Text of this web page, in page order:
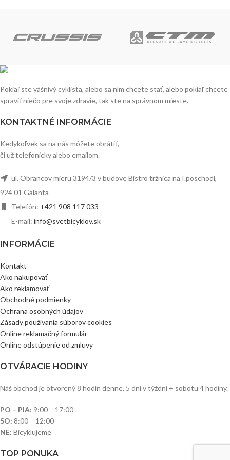
Pokiaľ ste vášnivý cyklista, alebo sa ním chcete stať, alebo pokiaľ chcete
spraviť niečo pre svoje zdravie, tak ste na správnom mieste.
KONTAKTNÉ INFORMÁCIE
Kedykoľvek sa na nás môžete obrátiť,
či už telefonicky alebo emailom.
ul. Obrancov mieru 3194/3 v budove Bistro tržnica na I.poschodí,
924 01 Galanta
Telefón: +421 908 117 033
E-mail: info@svetbicyklov.sk
INFORMÁCIE
Kontakt
Ako nakupovať
Ako reklamovať
Obchodné podmienky
Ochrana osobných údajov
Zásady používania súborov cookies
Online reklamačný formulár
Online odstúpenie od zmluvy
OTVÁRACIE HODINY
Náš obchod je otvorený 8 hodín denne, 5 dní v týždni + sobotu 4 hodiny.
PO – PIA: 9:00 – 17:00
SO: 8:00 – 12:00
NE: Bicyklujeme
TOP PONUKA